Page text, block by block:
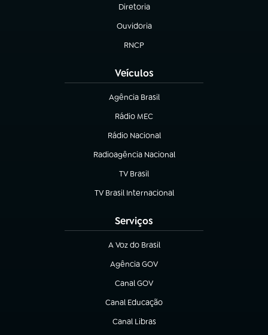
Diretoria
(abre em nova aba)
Ouvidoria
(abre em nova aba)
RNCP
(abre em nova aba)
Veículos
Agência Brasil
(abre em nova aba)
Rádio MEC
Rádio Nacional
(abre em nova aba)
Radioagência Nacional
(abre em nova aba)
TV Brasil
(abre em nova aba)
TV Brasil Internacional
(abre em nova aba)
Serviços
A Voz do Brasil
(abre em nova aba)
Agência GOV
(abre em nova aba)
Canal GOV
(abre em nova aba)
Canal Educação
(abre em nova aba)
Canal Libras
(abre em nova aba)